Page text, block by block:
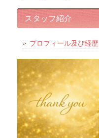
スタッフ紹介
プロフィール及び経歴